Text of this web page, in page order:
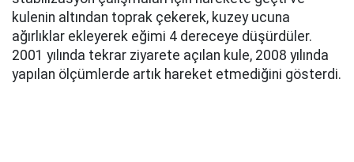
kulenin altından toprak çekerek, kuzey ucuna
ağırlıklar ekleyerek eğimi 4 dereceye düşürdüler.
2001 yılında tekrar ziyarete açılan kule, 2008 yılında
yapılan ölçümlerde artık hareket etmediğini gösterdi.